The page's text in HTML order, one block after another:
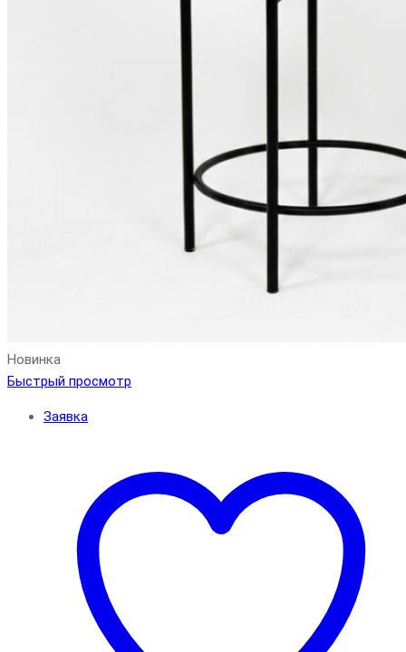
Новинка
Быстрый просмотр
Заявка